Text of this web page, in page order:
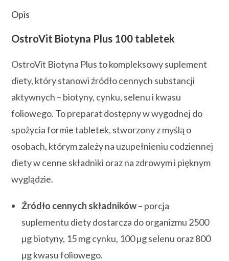
Opis
OstroVit Biotyna Plus 100 tabletek
OstroVit Biotyna Plus to kompleksowy suplement
diety, który stanowi źródło cennych substancji
aktywnych – biotyny, cynku, selenu i kwasu
foliowego. To preparat dostępny w wygodnej do
spożycia formie tabletek, stworzony z myślą o
osobach, którym zależy na uzupełnieniu codziennej
diety w cenne składniki oraz na zdrowym i pięknym
wyglądzie.
Źródło cennych składników– porcja
suplementu diety dostarcza do organizmu 2500
µg biotyny, 15 mg cynku, 100 µg selenu oraz 800
µg kwasu foliowego.